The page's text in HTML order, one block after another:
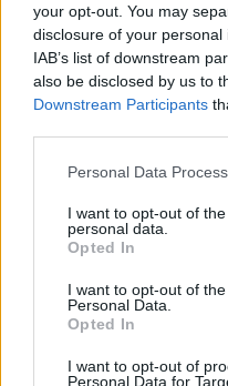
your opt-out. You may
disclosure of your
IAB’s list of downstream
also be disclosed by us to
Downstream Participants
Personal Data
I want to opt-out of
personal data.
Opted In
I want to opt-out of
Personal Data.
Opted In
I want to opt-out of
Personal Data for
ΠΕΡΙΣΣΌΤΕΡΑ
Ημέρα Natura 2000 -